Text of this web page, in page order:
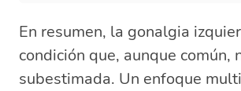
En resumen, la gonalgia
condición que, aunque común,
subestimada. Un enfoque